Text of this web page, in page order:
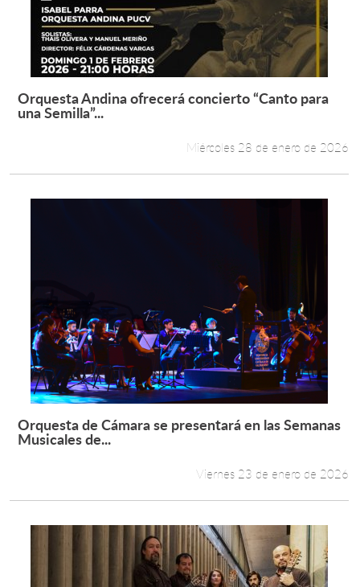
Leer más +
Orquesta Andina ofrecerá concierto “Canto para
una Semilla”...
Miércoles 28 de enero de 2026
Leer más +
Orquesta de Cámara se presentará en las Semanas
Musicales de...
Viernes 23 de enero de 2026